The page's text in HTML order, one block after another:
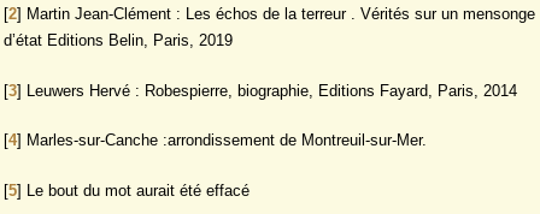
[2] Martin Jean-Clément : Les échos de la terreur . Vérités sur un mensonge
d’état Editions Belin, Paris, 2019
[3] Leuwers Hervé : Robespierre, biographie, Editions Fayard, Paris, 2014
[4] Marles-sur-Canche :arrondissement de Montreuil-sur-Mer.
[5] Le bout du mot aurait été effacé